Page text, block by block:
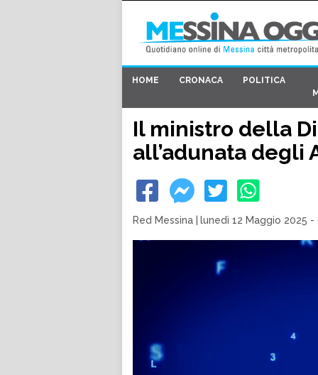
HOME CRONACA
POLITICA
Il ministro della
all’adunata degli
Red Messina lunedì 12 Maggio 2025 -